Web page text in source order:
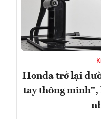
Honda trở lại
tay thông minh",